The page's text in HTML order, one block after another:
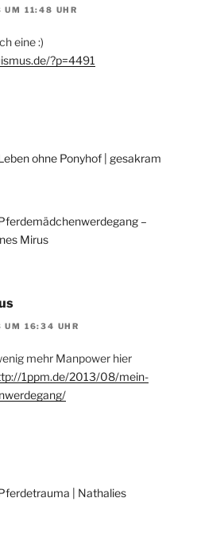
UM 11:48 UHR
eine :)
?p=4491
ohne Ponyhof | gesakram
–
Mirus
UM 16:34 UHR
mehr Manpower hier
1ppm.de/2013/08/mein-
| Nathalies